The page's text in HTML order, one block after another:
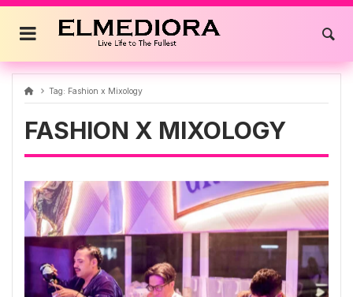
Skip
content
Tag: Fashion x Mixology
FASHION X MIXOLOGY